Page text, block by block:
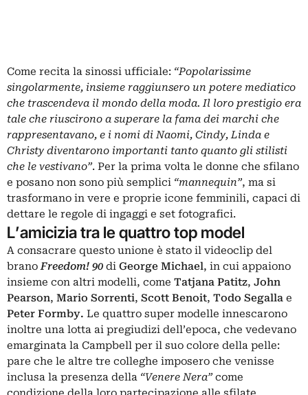
Come recita la sinossi ufficiale: “Popolarissime
singolarmente, insieme raggiunsero un potere mediatico
che trascendeva il mondo della moda. Il loro prestigio era
tale che riuscirono a superare la fama dei marchi che
rappresentavano, e i nomi di Naomi, Cindy, Linda e
Christy diventarono importanti tanto quanto gli stilisti
che le vestivano”. Per la prima volta le donne che sfilano
e posano non sono più semplici “mannequin”, ma si
trasformano in vere e proprie icone femminili, capaci di
dettare le regole di ingaggi e set fotografici.
L’amicizia tra le quattro top model
A consacrare questo unione è stato il videoclip del
branoFreedom! 90 di George Michael, in cui appaiono
insieme con altri modelli, come Tatjana Patitz, John
Pearson, Mario Sorrenti, Scott Benoit, Todo Segalla e
Peter Formby. Le quattro super modelle innescarono
inoltre una lotta ai pregiudizi dell’epoca, che vedevano
emarginata la Campbell per il suo colore della pelle:
pare che le altre tre colleghe imposero che venisse
inclusa la presenza della “Venere Nera” come